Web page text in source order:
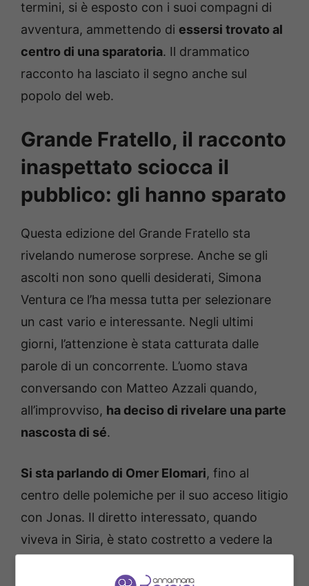
termini, si è esposto con i suoi compagni di
avventura, ammettendo di essersi trovato al
centro di una sparatoria. Il drammatico
racconto ha lasciato il segno anche sul
popolo del web.
Grande Fratello, il racconto
inaspettato sciocca il
pubblico: gli hanno sparato
Questa edizione del Grande Fratello sta
rivelando numerose sorprese. Anche se gli
ascolti non sono quelli desiderati, Simona
Ventura ce l’ha messa tutta per selezionare
un cast vario e interessante. Negli ultimi
giorni, l’attenzione è stata catturata dalle
parole di un concorrente. L’uomo stava
conversando con Matteo Azzali quando,
all’improvviso, ha deciso di rivelare una parte
nascosta di sé.
Si sta parlando di Omer Elomari, fino al
centro delle polemiche per il suo acceso litigio
con Jonas. Il diretto interessato, quando
viveva in Siria, è stato costretto a vedere la